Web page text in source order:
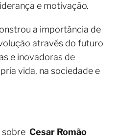
e motivação.
a importância de
através do futuro
e inovadoras de
vida, na sociedade e
sobre Cesar Romão